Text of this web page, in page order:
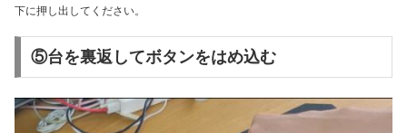
下に押し出してください。
⑤台を裏返してボタンをはめ込む